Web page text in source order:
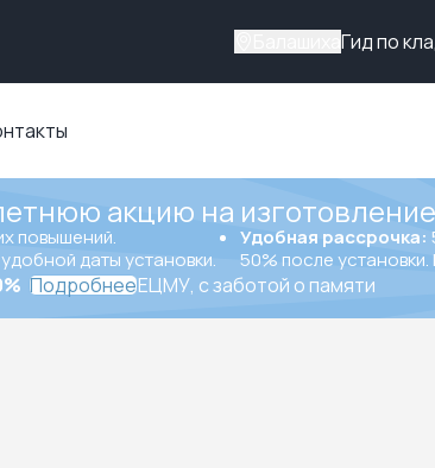
Гид по
акцию на
повышений.
даты установки.
Удобная рассрочка:
50% после установки.
ПодробнееЕЦМУ, с заботой о памяти